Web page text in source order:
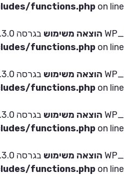
functions.php on line
הוצאה משימוש
functions.php on line
הוצאה משימוש
functions.php on line
הוצאה משימוש
functions.php on line
הוצאה משימוש
functions.php on line